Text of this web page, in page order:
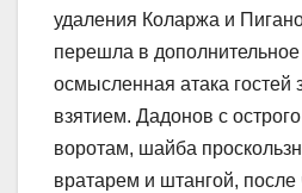
удаления Коларжа и
перешла в
осмысленная атака гостей
взятием. Дадонов с
воротам, шайба
вратарем и штангой, после